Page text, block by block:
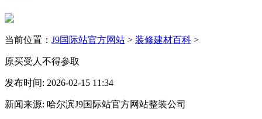
当前位置： J9国际站官方网站 > 装修建材百科 >
原买受人不得参取
发布时间: 2026-02-15 11:34
新闻来源: 哈尔滨J9国际站官方网站整装公司